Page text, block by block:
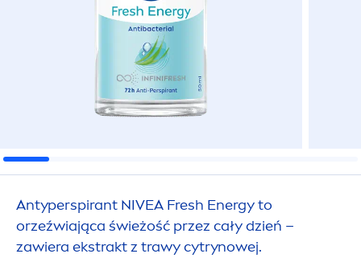
Antyperspirant NIVEA Fresh Energy to
orzeźwiająca świeżość przez cały dzień –
zawiera ekstrakt z trawy cytrynowej.